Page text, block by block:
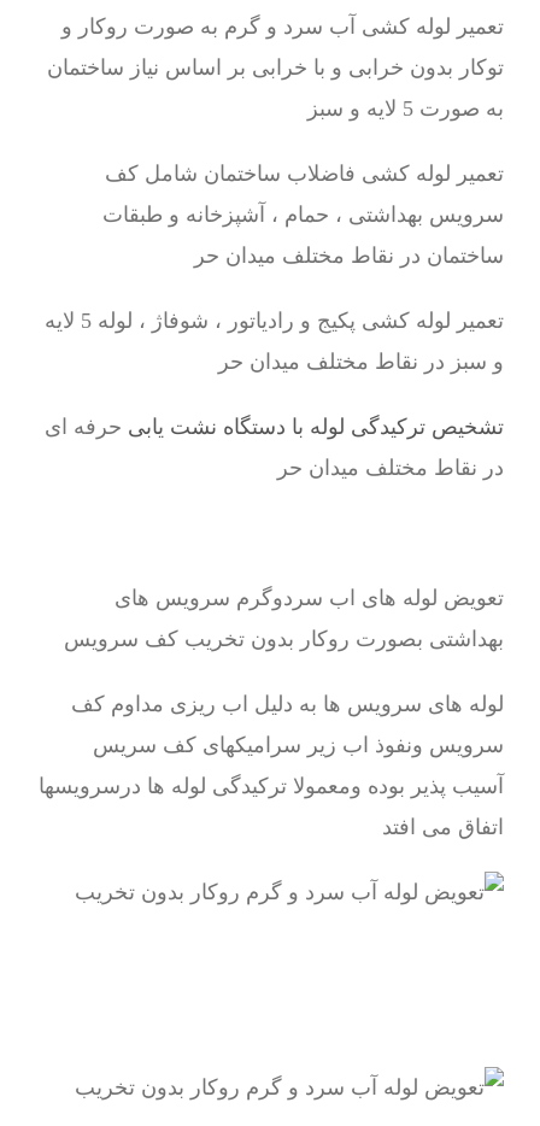
تعمیر لوله کشی آب سرد و گرم به صورت روکار و
توکار بدون خرابی و با خرابی بر اساس نیاز ساختمان
به صورت 5 لایه و سبز
تعمیر لوله کشی فاضلاب ساختمان شامل کف
سرویس بهداشتی ، حمام ، آشپزخانه و طبقات
ساختمان در نقاط مختلف میدان حر
تعمیر لوله کشی پکیج و رادیاتور ، شوفاژ ، لوله 5 لایه
و سبز در نقاط مختلف میدان حر
تشخیص ترکیدگی لوله با دستگاه نشت یابی حرفه ای
در نقاط مختلف میدان حر
تعویض لوله های اب سردوگرم سرویس های
بهداشتی بصورت روکار بدون تخریب کف سرویس
لوله های سرویس ها به دلیل اب ریزی مداوم کف
سرویس ونفوذ اب زیر سرامیکهای کف سریس
آسیب پذیر بوده ومعمولا ترکیدگی لوله ها درسرویسها
اتفاق می افتد